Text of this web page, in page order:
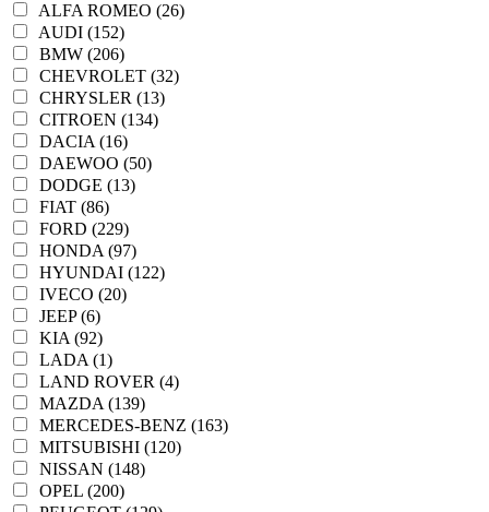
ALFA ROMEO (26)
AUDI (152)
BMW (206)
CHEVROLET (32)
CHRYSLER (13)
CITROEN (134)
DACIA (16)
DAEWOO (50)
DODGE (13)
FIAT (86)
FORD (229)
HONDA (97)
HYUNDAI (122)
IVECO (20)
JEEP (6)
KIA (92)
LADA (1)
LAND ROVER (4)
MAZDA (139)
MERCEDES-BENZ (163)
MITSUBISHI (120)
NISSAN (148)
OPEL (200)